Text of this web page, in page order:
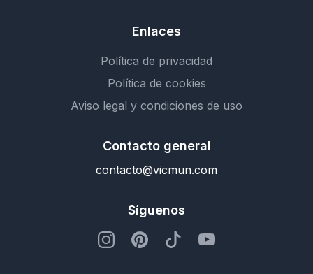
Enlaces
Política de privacidad
Política de cookies
Aviso legal y condiciones de uso
Contacto general
contacto@vicmun.com
Síguenos